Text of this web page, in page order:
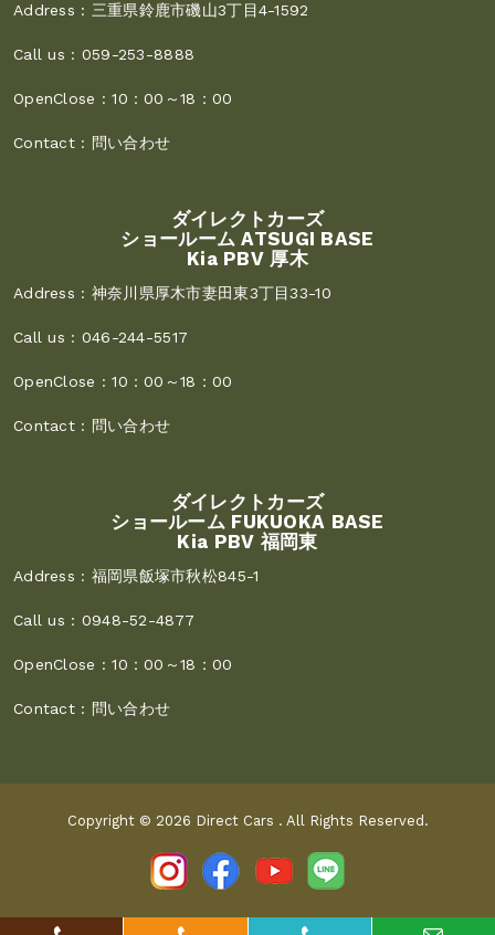
Address : 三重県鈴鹿市磯山3丁目4-1592
Call us : 059-253-8888
OpenClose :10：00～18：00
Contact : 問い合わせ
ダイレクトカーズ
ショールーム ATSUGI BASE
Kia PBV 厚木
Address : 神奈川県厚木市妻田東3丁目33-10
Call us : 046-244-5517
OpenClose :10：00～18：00
Contact : 問い合わせ
ダイレクトカーズ
ショールーム FUKUOKA BASE
Kia PBV 福岡東
Address : 福岡県飯塚市秋松845-1
Call us : 0948-52-4877
OpenClose :10：00～18：00
Contact : 問い合わせ
Copyright © 2026 Direct Cars . All Rights Reserved.